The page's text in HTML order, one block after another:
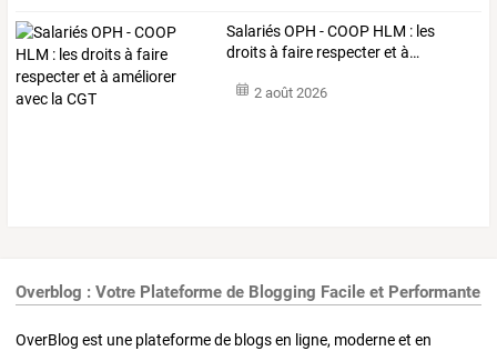
SalariésOPH -COOP HLM : les
droitsà faire respecteret à…
2 août 2026
Overblog : Votre Plateforme de Blogging Facile et Performante
OverBlog est une plateforme de blogs en ligne, moderne et en